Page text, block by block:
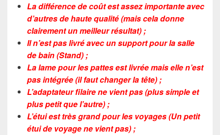
La différence de coût est assez importante avec
d’autres de haute qualité (mais cela donne
clairement un meilleur résultat) ;
Il n’est pas livré avec un support pour la salle
de bain (Stand) ;
La lame pour les pattes est livrée mais elle n’est
pas intégrée (il faut changer la tête) ;
L’adaptateur filaire ne vient pas (plus simple et
plus petit que l’autre) ;
L’étui est très grand pour les voyages (Un petit
étui de voyage ne vient pas) ;